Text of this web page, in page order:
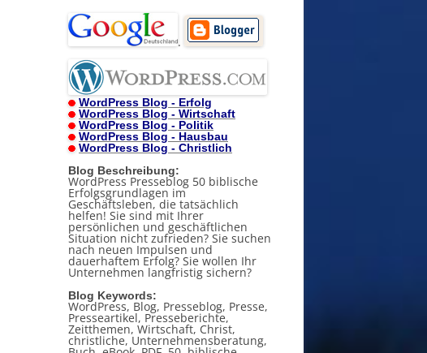
.
WordPress Blog - Erfolg
WordPress Blog - Wirtschaft
WordPress Blog - Politik
WordPress Blog - Hausbau
WordPress Blog - Christlich
Blog Beschreibung:
WordPress Presseblog 50 biblische
Erfolgsgrundlagen im
Geschäftsleben, die tatsächlich
helfen! Sie sind mit Ihrer
persönlichen und geschäftlichen
Situation nicht zufrieden? Sie suchen
nach neuen Impulsen und
dauerhaftem Erfolg? Sie wollen Ihr
Unternehmen langfristig sichern?
Blog Keywords:
WordPress, Blog, Presseblog, Presse,
Presseartikel, Presseberichte,
Zeitthemen, Wirtschaft, Christ,
christliche, Unternehmensberatung,